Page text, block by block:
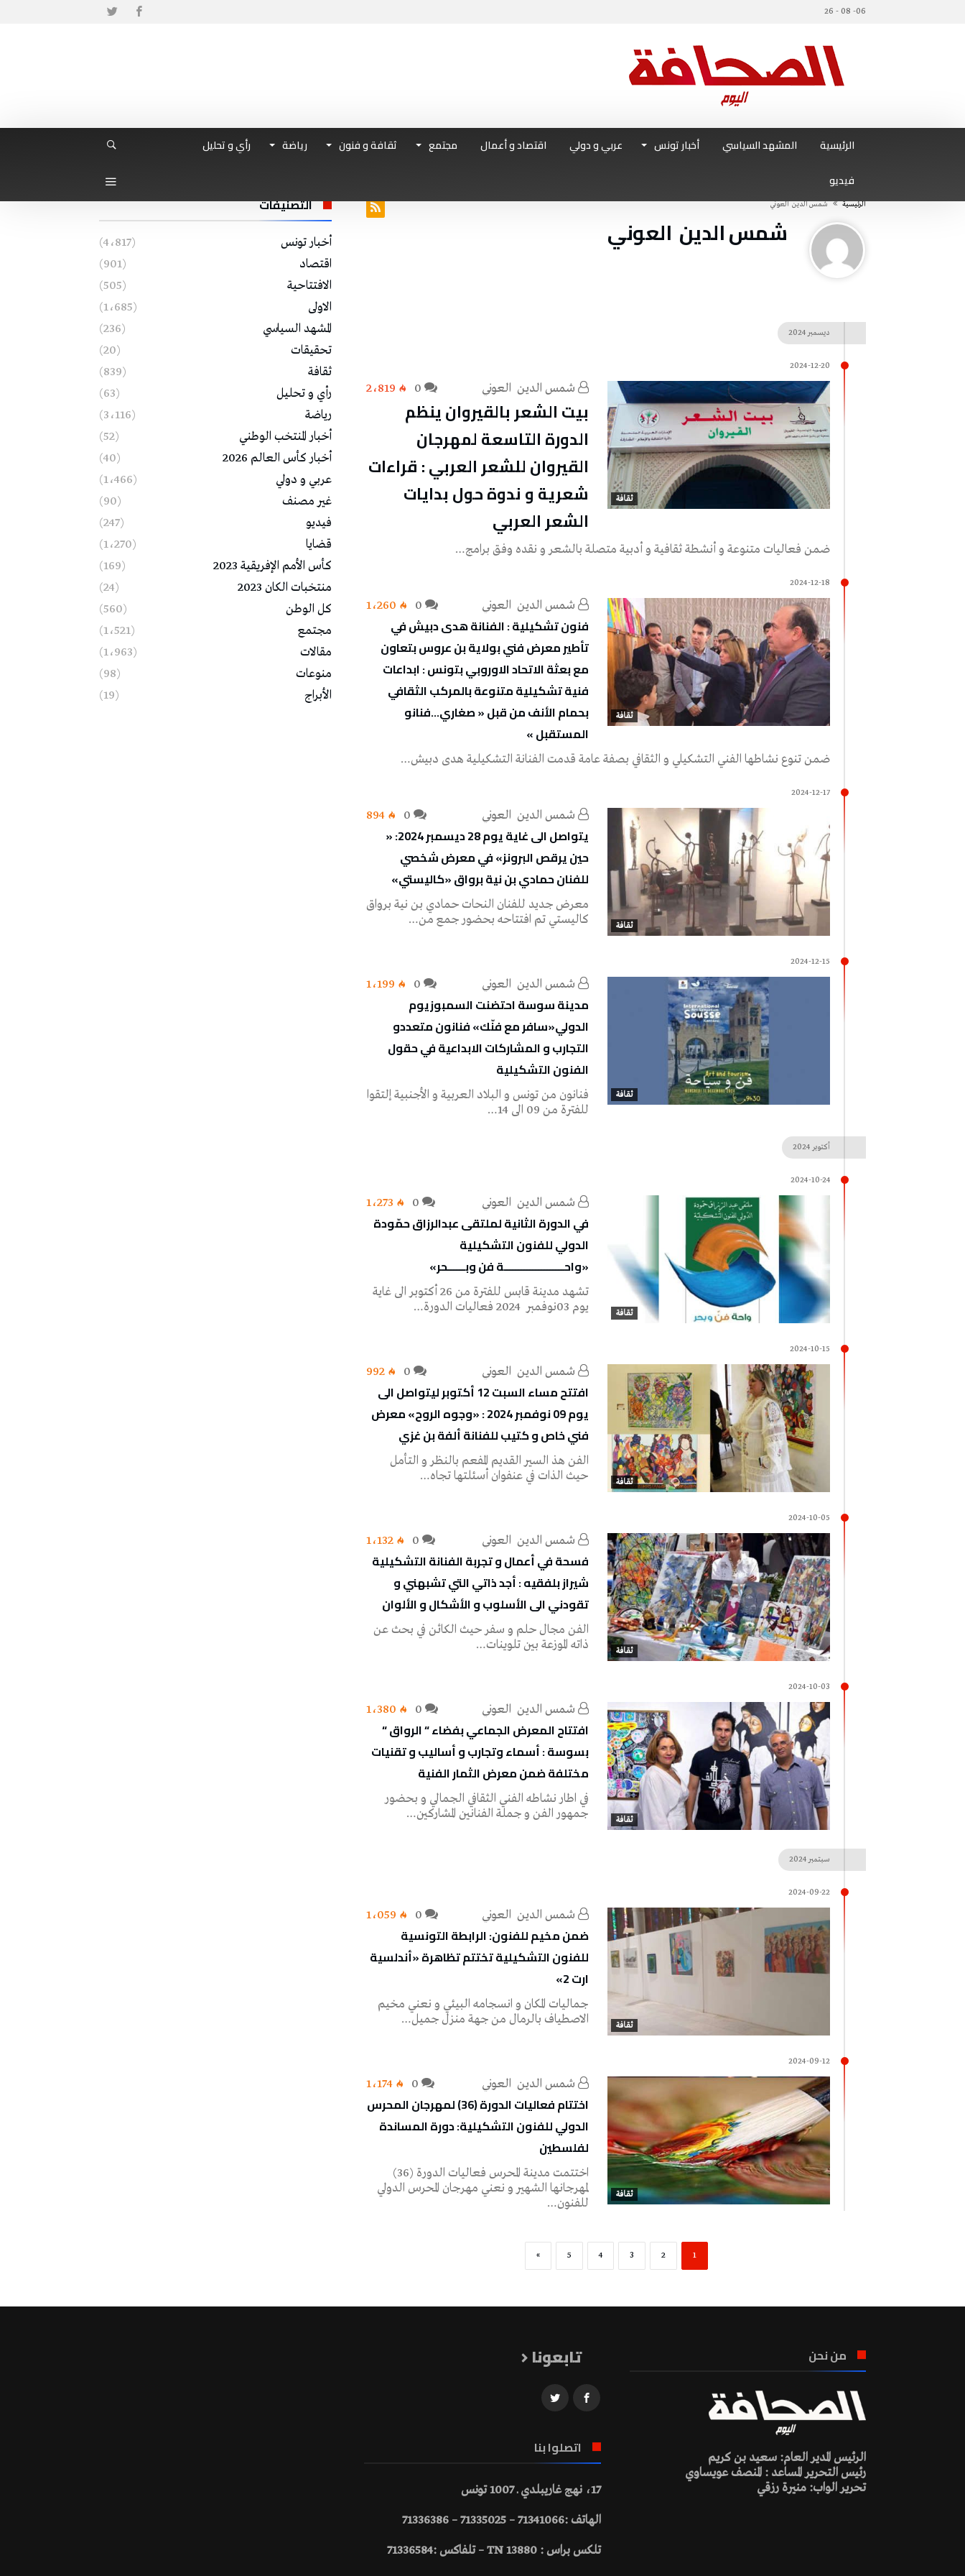
06- 08 - 26
الرئيسية المشهد السياسي أخبار تونس عربي و دولي اقتصاد و أعمال مجتمع ثقافة و فنون رياضة
رأي و تحليل
فيديو
‫الرئيسية‬ شمس‭ ‬الدين‭ ‬ العوني‭ ‬
شمس‭ ‬الدين‭ ‬ العوني‭ ‬
ديسمبر 2024
2024-12-20
ثقافة
شمس‭ ‬الدين‭ ‬ العوني‭ ‬ 2٬819
بيت الشعر بالقيروان ينظم
الدورة التاسعة لمهرجان
القيروان للشعر العربي : قراءات
شعرية و ندوة حول بدايات
الشعر العربي
ضمن فعاليات متنوعة و أنشطة ثقافية و أدبية متصلة بالشعر و نقده وفق برامج…
2024-12-18
ثقافة
شمس‭ ‬الدين‭ ‬ العوني‭ ‬ 1٬260
فنون تشكيلية : الفنانة هدى دبيش في
تأطير معرض فني بولاية بن عروس بتعاون
مع بعثة الاتحاد الاوروبي بتونس : ابداعات
فنية تشكيلية متنوعة بالمركب الثقافي
بحمام الأنف من قبل « صغاري…فنانو
المستقبل »
ضمن تنوع نشاطها الفني التشكيلي و الثقافي بصفة عامة قدمت الفنانة التشكيلية هدى دبيش…
2024-12-17
ثقافة
شمس‭ ‬الدين‭ ‬ العوني‭ ‬ 894
يتواصل الى غاية يوم 28 ديسمبر 2024: «
حين يرقص البرونز» في معرض شخصي
للفنان حمادي بن نية برواق «كاليستي»
معرض جديد للفنان النحات حمادي بن نية برواق
كاليستي تم افتتاحه بحضور جمع من…
2024-12-15
ثقافة
شمس‭ ‬الدين‭ ‬ العوني‭ ‬ 1٬199
مدينة سوسة احتضنت السمبوزيوم
الدولي«سافر مع فنّك» فنانون متعددو
التجارب و المشاركات الابداعية في حقول
الفنون التشكيلية
فنانون من تونس و البلاد العربية و الأجنبية إلتقوا
للفترة من 09 الى 14…
أكتوبر 2024
2024-10-24
ثقافة
شمس‭ ‬الدين‭ ‬ العوني‭ ‬ 1٬273
في الدورة الثانیة لملتقى عبدالرزاق حمّودة
الدولي للفنون التشكيلية
«واحـــــــــــــــــــــة فن وبــــــحر»
تشهد مدينة قابس للفترة من 26 أكتوبر الى غاية
يوم 03نوفمبر 2024 فعاليات الدورة…
2024-10-15
ثقافة
شمس‭ ‬الدين‭ ‬ العوني‭ ‬ 992
افتتح مساء السبت 12 أكتوبر ليتواصل الى
يوم 09 نوفمبر 2024 : «وجوه الروح» معرض
فني خاص و كتيب للفنانة ألفة بن غزي
الفن هذ السير القديم المفعم بالنظر و التأمل
حيث الذات في عنفوان أسئلتها تجاه…
2024-10-05
ثقافة
شمس‭ ‬الدين‭ ‬ العوني‭ ‬ 1٬132
فسحة في أعمال و تجربة الفنانة التشكيلية
شيراز بلفقيه : أجد ذاتي التي تشبهني و
تقودني الى الأسلوب و الأشكال و الألوان
الفن مجال حلم و سفر حيث الكائن في بحث عن
ذاته الموزعة بين تلوينات…
2024-10-03
ثقافة
شمس‭ ‬الدين‭ ‬ العوني‭ ‬ 1٬380
افتتاح المعرض الجماعي بفضاء “ الرواق “
بسوسة : أسماء وتجارب و أساليب و تقنيات
مختلفة ضمن معرض الثمار الفنية
في اطار نشاطه الفني الثقافي الجمالي و بحضور
جمهور الفن و جملة الفنانين المشاركين…
سبتمبر 2024
2024-09-22
ثقافة
شمس‭ ‬الدين‭ ‬ العوني‭ ‬ 1٬059
ضمن مخيم للفنون: الرابطة التونسية
للفنون التشكيلية تختتم تظاهرة «أندلسية
ارت 2»
جماليات المكان و انسجامه البيئي و نعني مخيم
الاصطياف بالرمال من جهة منزل جميل…
2024-09-12
ثقافة
شمس‭ ‬الدين‭ ‬ العوني‭ ‬ 1٬174
اختتام فعاليات الدورة (36) لمهرجان المحرس
الدولي للفنون التشكيلية: دورة المساندة
لفلسطين
اختتمت مدينة المحرس فعاليات الدورة (36)
لمهرجانها الشهير و نعني مهرجان المحرس الدولي
للفنون…
1
2
3
4
5
»
التصنيفات
أخبار تونس
(4٬817)
اقتصاد
(901)
الافتتاحية
(505)
الاولى
(1٬685)
المشهد السياسي
(236)
تحقيقات
(20)
ثقافة
(839)
رأي و تحليل
(63)
رياضة
(3٬116)
أخبار المنتخب الوطني
(52)
أخبار كأس العالم 2026
(40)
عربي و دولي
(1٬466)
غير مصنف
(90)
فيديو
(247)
قضايا
(1٬270)
كأس الأمم الإفريقية 2023
(169)
منتخبات الكان 2023
(24)
كل الوطن
(560)
مجتمع
(1٬521)
مقالات
(1٬963)
منوعات
(98)
الأبراج
(19)
من نحن
الرئيس المدير العام: سعيد بن كريم
رئيس التحرير المساعد : المنصف عويساوي
تحرير الواب: منيرة رزقي
تابعونا
اتصلوا بنا
17، نهج غاريبلدي ـ 1007 تونس
الهاتف :71341066 – 71335025 – 71336386
تلكس براس : 13880 TN – تلفاكس :71336584